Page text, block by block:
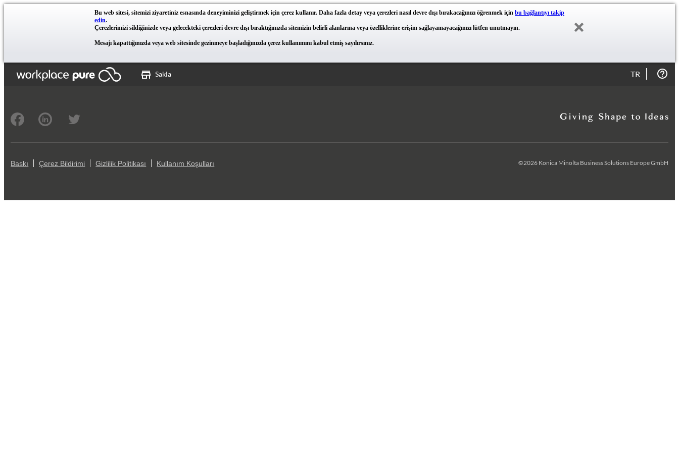
Bu web sitesi, sitemizi ziyaretiniz esnasında deneyiminizi geliştirmek için çerez kullanır. Daha fazla detay veya çerezleri nasıl devre dışı bırakacağınızı öğrenmek için bu bağlantıyı takip
edin.
Çerezlerimizi sildiğinizde veya gelecekteki çerezleri devre dışı bıraktığınızda sitemizin belirli alanlarına veya özelliklerine erişim sağlayamayacağınızı lütfen unutmayın.
Mesajı kapattığınızda veya web sitesinde gezinmeye başladığınızda çerez kullanımını kabul etmiş sayılırsınız.
Sakla TR
Baskı Çerez Bildirimi Gizlilik Politikası Kullanım Koşulları ©2026 Konica Minolta Business Solutions Europe GmbH